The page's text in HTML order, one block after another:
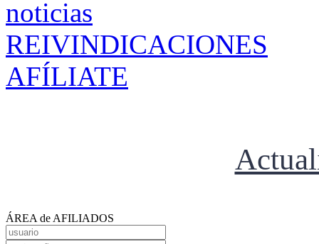
REIVINDICACIONES
AFÍLIATE
ÁREA de AFILIADOS